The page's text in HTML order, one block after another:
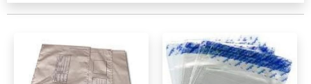
anuciantes a seguir: